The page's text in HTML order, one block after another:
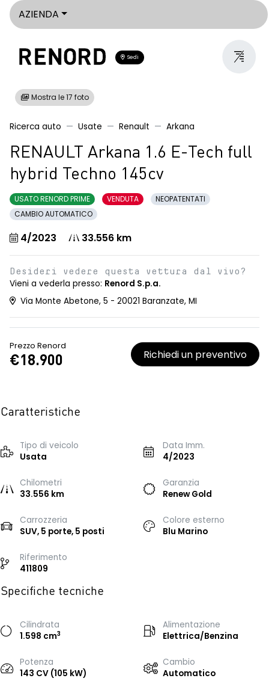
AZIENDA
Sedi
Mostra le 17 foto
Ricerca auto Usate Renault Arkana
RENAULT Arkana 1.6 E-Tech full
hybrid Techno 145cv
USATO RENORD PRIME VENDUTA
NEOPATENTATI
CAMBIO AUTOMATICO
4/2023 33.556 km
Desideri vedere questa vettura dal vivo?
Vieni a vederla presso: Renord S.p.a.
Via Monte Abetone, 5 - 20021 Baranzate, MI
Prezzo Renord
€18.900 Richiedi un preventivo
Caratteristiche
Tipo di veicolo
Usata
Data Imm.
4/2023
Chilometri
33.556 km
Garanzia
Renew Gold
Carrozzeria
SUV, 5 porte, 5 posti
Colore esterno
Blu Marino
Riferimento
411809
Specifiche tecniche
Cilindrata
1.598 cm3
Alimentazione
Elettrica/Benzina
Potenza
143 CV (105 kW)
Cambio
Automatico